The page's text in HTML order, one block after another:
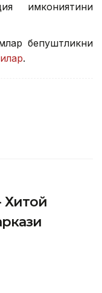
имкониятини
бепуштликни
.
Хитой